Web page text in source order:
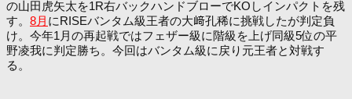
の山田虎矢太を1R右バックハンドブローでKOしインパクトを残
す。 8月 にRISEバンタム級王者の大﨑孔稀に挑戦したが判定負
け。今年1月の再起戦ではフェザー級に階級を上げ同級5位の平
野凌我に判定勝ち。今回はバンタム級に戻り元王者と対戦す
る。